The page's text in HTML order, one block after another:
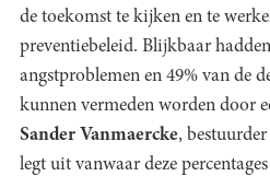
de toekomst te kijken en te
preventiebeleid. Blijkbaar
angstproblemen en 49% van de
kunnen vermeden worden door
Sander Vanmaercke,
legt uit vanwaar deze